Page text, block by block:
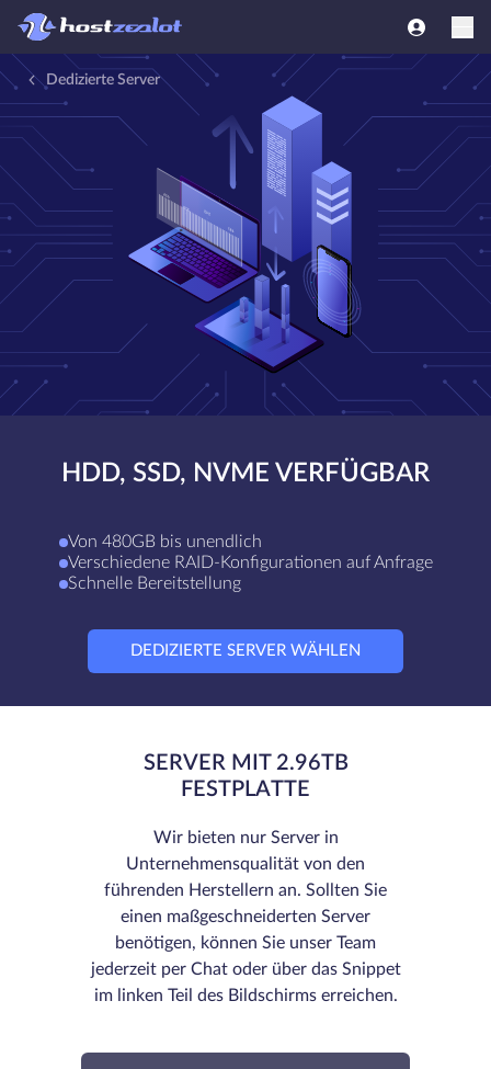
Dedizierte Server
HDD, SSD, NVME VERFÜGBAR
Von 480GB bis unendlich
Verschiedene RAID-Konfigurationen auf Anfrage
Schnelle Bereitstellung
DEDIZIERTE SERVER WÄHLEN
SERVER MIT 2.96TB
FESTPLATTE
Wir bieten nur Server in
Unternehmensqualität von den
führenden Herstellern an. Sollten Sie
einen maßgeschneiderten Server
benötigen, können Sie unser Team
jederzeit per Chat oder über das Snippet
im linken Teil des Bildschirms erreichen.